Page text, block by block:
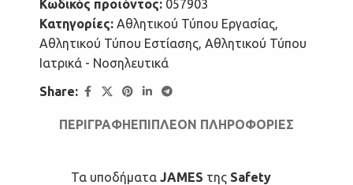
Κωδικός προϊόντος: 057903
Κατηγορίες: Αθλητικού Τύπου Εργασίας,
Αθλητικού Τύπου Εστίασης, Αθλητικού Τύπου
Ιατρικά - Νοσηλευτικά
Share:
ΠΕΡΙΓΡΑΦΉΕΠΙΠΛΈΟΝ ΠΛΗΡΟΦΟΡΊΕΣ
Τα υποδήματα JAMES της Safety